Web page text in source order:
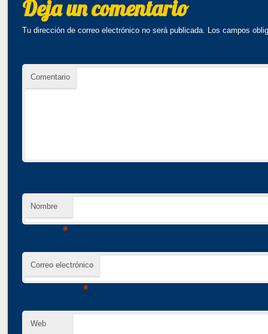
Deja un comentario
Tu dirección de correo electrónico no será publicada. Los campos
Comentario
Nombre
*
Correo electrónico
*
Web